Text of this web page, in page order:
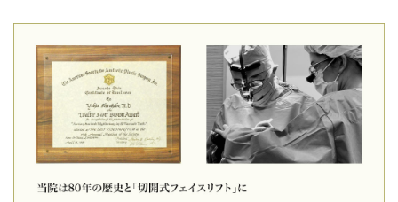
クリニック13選」記事を監修いたしました。クリックして記
事をご覧いただけます。
2026-01-05
「明けましておめでとうございます」2026年始まりました
ね！本日14時よりご予約、診察開始いたしました。本年もど
うぞサフォクリニック をよろしくお願いいたします。皆様の
美のお係を是非させていただければと思っております。 新年
の30%OFF「NEWYEAR」キャンペーンを開始。詳しくは当
院インスタグラムをご覧ください。本年も皆様にとって素晴